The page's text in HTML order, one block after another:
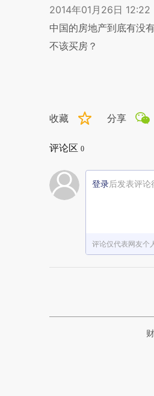
2014年01月26日 12:22
中国的房地产到底有没
不该买房？
收藏 分享
评论区 0
登录后发表评论
评论仅代表网友个